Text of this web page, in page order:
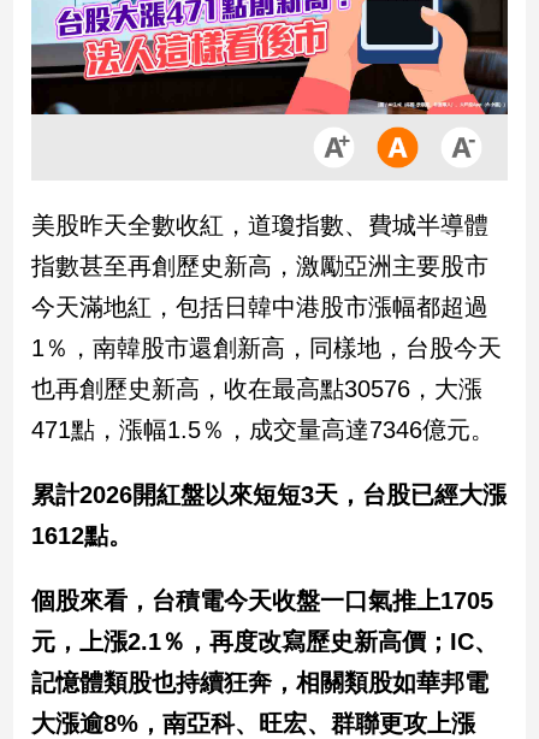
產
品
政
治
政
治
焦
品
觀
民
調
國
焦
觀
美股昨天全數收紅，道瓊指數、費城半導體
指數甚至再創歷史新高，激勵亞洲主要股市
今天滿地紅，包括日韓中港股市漲幅都超過
1％，南韓股市還創新高，同樣地，台股今天
也再創歷史新高，收在最高點30576，大漲
471點，漲幅1.5％，成交量高達7346億元。
累計2026開紅盤以來短短3天，台股已經大漲
1612點。
個股來看，台積電今天收盤一口氣推上1705
元，上漲2.1％，再度改寫歷史新高價；IC、
記憶體類股也持續狂奔，相關類股如華邦電
大漲逾8%，南亞科、旺宏、群聯更攻上漲